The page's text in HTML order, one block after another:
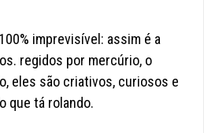
imprevisível: assim é a
regidos por mercúrio, o
eles são criativos, curiosos e
que tá rolando.